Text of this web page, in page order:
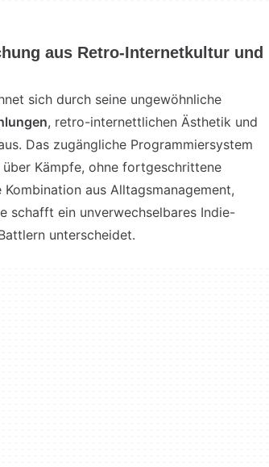
aus Retro-Internetkultur und
sich durch seine ungewöhnliche
, retro-internettlichen Ästhetik und
Das zugängliche Programmiersystem
Kämpfe, ohne fortgeschrittene
aus Alltagsmanagement,
schafft ein unverwechselbares Indie-
unterscheidet.